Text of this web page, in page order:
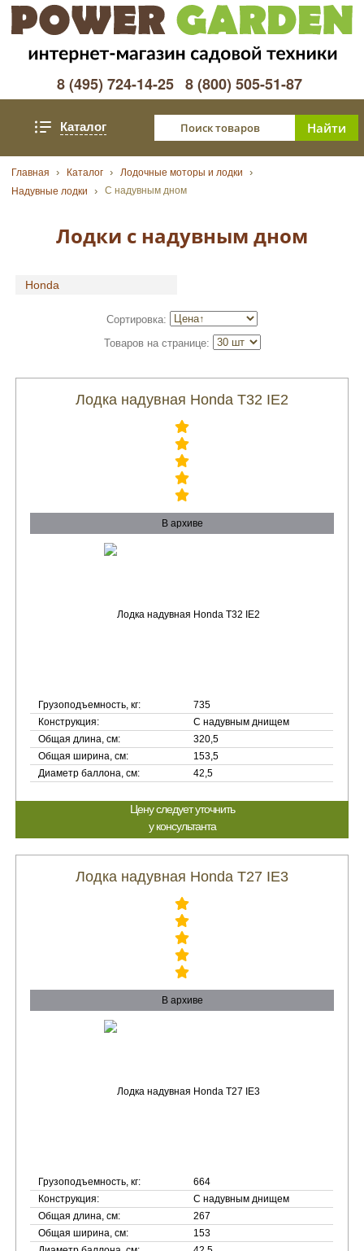
8 (495) 724-14-25 8 (800) 505-51-87
Каталог
Главная Каталог
Лодочные моторы и лодки
Надувные лодки
С надувным дном
Лодки с надувным дном
Honda
Сортировка:
Товаров на странице:
Лодка надувная Honda T32 IE2
В архиве
Грузоподъемность, кг:
735
Конструкция:
С надувным днищем
Общая длина, см:
320,5
Общая ширина, см:
153,5
Диаметр баллона, см:
42,5
Цену следует уточнить
у консультанта
Лодка надувная Honda Т27 IE3
В архиве
Грузоподъемность, кг:
664
Конструкция:
С надувным днищем
Общая длина, см:
267
Общая ширина, см:
153